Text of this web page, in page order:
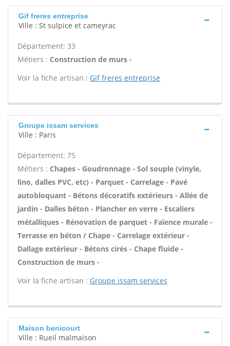
Gif freres entreprise
Ville : St sulpice et cameyrac
Département: 33
Métiers : Construction de murs -
Voir la fiche artisan : Gif freres entreprise
Groupe issam services
Ville : Paris
Département: 75
Métiers : Chapes - Goudronnage - Sol souple (vinyle,
lino, dalles PVC, etc) - Parquet - Carrelage - Pavé
autobloquant - Bétons décoratifs extérieurs - Allée de
jardin - Dalles béton - Plancher en verre - Escaliers
métalliques - Rénovation de parquet - Faïence murale -
Terrasse en béton / Chape - Carrelage extérieur -
Dallage extérieur - Bétons cirés - Chape fluide -
Construction de murs -
Voir la fiche artisan : Groupe issam services
Maison benicourt
Ville : Rueil malmaison